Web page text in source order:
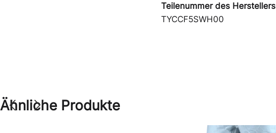
Teilenummer des Herstellers
TYCCF5SWH00
Ähnliche Produkte